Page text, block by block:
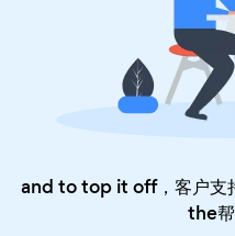
and to top it off，客户支
the